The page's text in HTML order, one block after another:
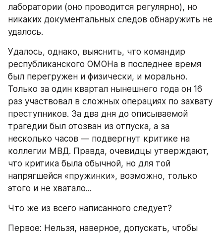
лаборатории (оно проводится регулярно), но
никаких документальных следов обнаружить не
удалось.
Удалось, однако, выяснить, что командир
республиканского ОМОНа в последнее время
был перегружен и физически, и морально.
Только за один квартал нынешнего года он 16
раз участвовал в сложных операциях по захвату
преступников. За два дня до описываемой
трагедии был отозван из отпуска, а за
несколько часов — подвергнут критике на
коллегии МВД. Правда, очевидцы утверждают,
что критика была обычной, но для той
напрягшейся «пружинки», возможно, только
этого и не хватало...
Что же из всего написанного следует?
Первое: Нельзя, наверное, допускать, чтобы